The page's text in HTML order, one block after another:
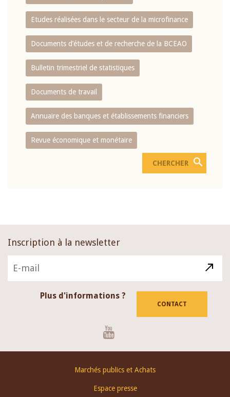
Etudes réalisées dans le secteur de la microfinance
Documents d’études et de recherche de la BCEAO
Bulletin trimestriel de statistiques
Documents de travail
Annuaire des banques et établissements financiers
Revue économique et monétaire
Inscription à la newsletter
Plus d'informations ?
CONTACT
Marchés publics et Achats
Espace presse